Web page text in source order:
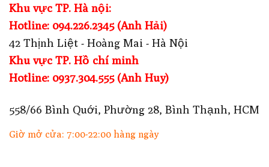
Khu vực TP. Hà nội:
Hotline: 094.226.2345 (Anh Hải)
42 Thịnh Liệt - Hoàng Mai - Hà Nội
Khu vực TP. Hồ chí minh
Hotline: 0937.304.555 (Anh Huy)
558/66 Bình Quới, Phường 28, Bình Thạnh, HCM
Giờ mở cửa: 7:00-22:00 hàng ngày